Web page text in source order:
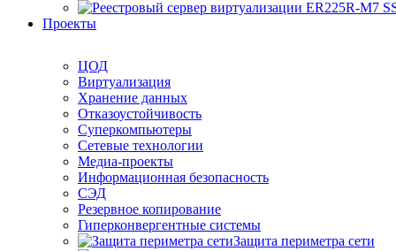
Проекты
ЦОД
Виртуализация
Хранение данных
Отказоустойчивость
Суперкомпьютеры
Сетевые технологии
Медиа-проекты
Информационная безопасность
СЭД
Резервное копирование
Гиперконвергентные системы
Защита периметра сети